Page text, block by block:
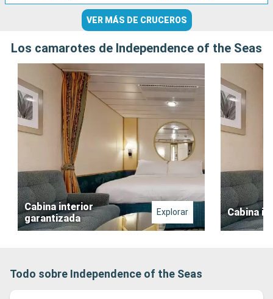
VER MÁS DE CRUCEROS
Los camarotes de Independence of the Seas
Cabina interior
garantizada
Explorar Cabina
Todo sobre Independence of the Seas